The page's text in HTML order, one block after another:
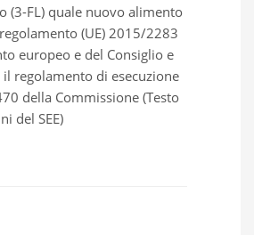
(3-FL) quale nuovo alimento
(UE) 2015/2283
europeo e del Consiglio e
regolamento di esecuzione
della Commissione (Testo
del SEE)